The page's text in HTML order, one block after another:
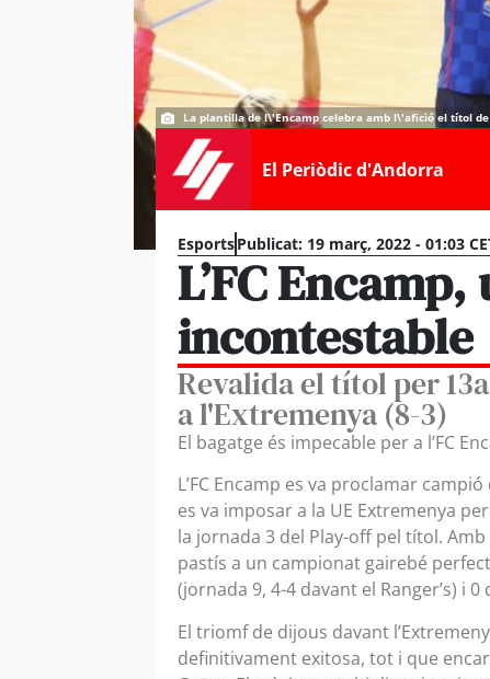
La plantilla de l\'Encamp celebra amb l\'afició el títol
El Periòdic d'Andorra
EsportsPublicat: 19 març, 2022 - 01:03
L’FC
incontestable
Revalida el títol per
a l'Extremenya (8-3)
El bagatge és impecable per a l’FC
L’FC Encamp es va proclamar
es va imposar a la UE Extremenya
la jornada 3 del Play-off pel títol.
pastís a un campionat gairebé
(jornada 9, 4-4 davant el Ranger’s) i
El triomf de dijous davant
definitivament exitosa, tot i que